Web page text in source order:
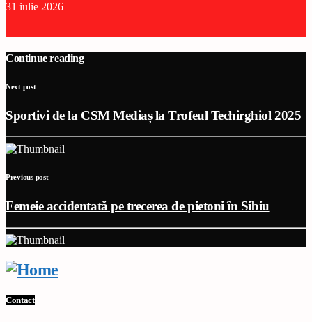
31 iulie 2026
Continue reading
Next post
Sportivi de la CSM Mediaș la Trofeul Techirghiol 2025
Previous post
Femeie accidentată pe trecerea de pietoni în Sibiu
Contact